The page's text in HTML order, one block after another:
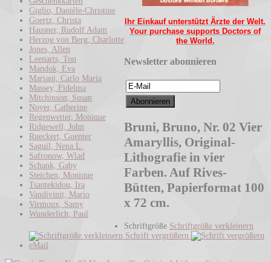
Giglio, Danièle-Christine
Goertz, Christa
Hausner, Rudolf Adam
Herzog von Berg, Charlotte
Jones, Allen
Leenarts, Ton
Mandok, Eva
Mariani, Carlo Maria
Massey, Fidelma
Mitchinson, Susan
Noyer, Catherine
Regenwetter, Monique
Ridgewell, John
Rueckert, Guenter
Saguil, Nena L.
Safronow, Wlad
Schank, Gaby
Steichen, Monique
Tsantekidou, Ira
Vandivinit, Mario
Virmoux, Samy
Wunderlich, Paul
Ihr Einkauf unterstützt Ärzte der Welt.
Your purchase supports Doctors of
the World.
Newsletter abonnieren
Bruni, Bruno, Nr. 02 Vier
Amaryllis, Original-
Lithografie in vier
Farben. Auf Rives-
Bütten, Papierformat 100
x 72 cm.
Schriftgröße Schriftgröße verkleinern
Schrift vergrößern
eMail